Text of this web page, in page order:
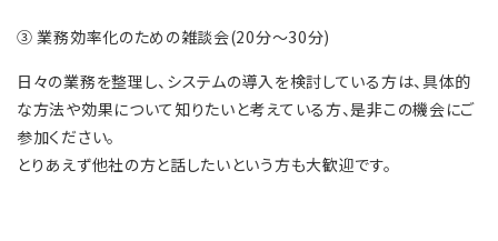
③ 業務効率化のための雑談会(20分～30分)
日々の業務を整理し、システムの導入を検討している方は、具体的
な方法や効果について知りたいと考えている方、是非この機会にご
参加ください。
とりあえず他社の方と話したいという方も大歓迎です。